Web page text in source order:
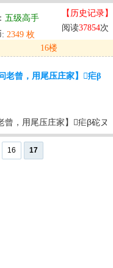
五级高手
: 2349 枚
【历史记录】
阅读37854次
16楼
老曾，用尾压庄家】疟β
曾，用尾压庄家】疟β砣ヌ
16
17